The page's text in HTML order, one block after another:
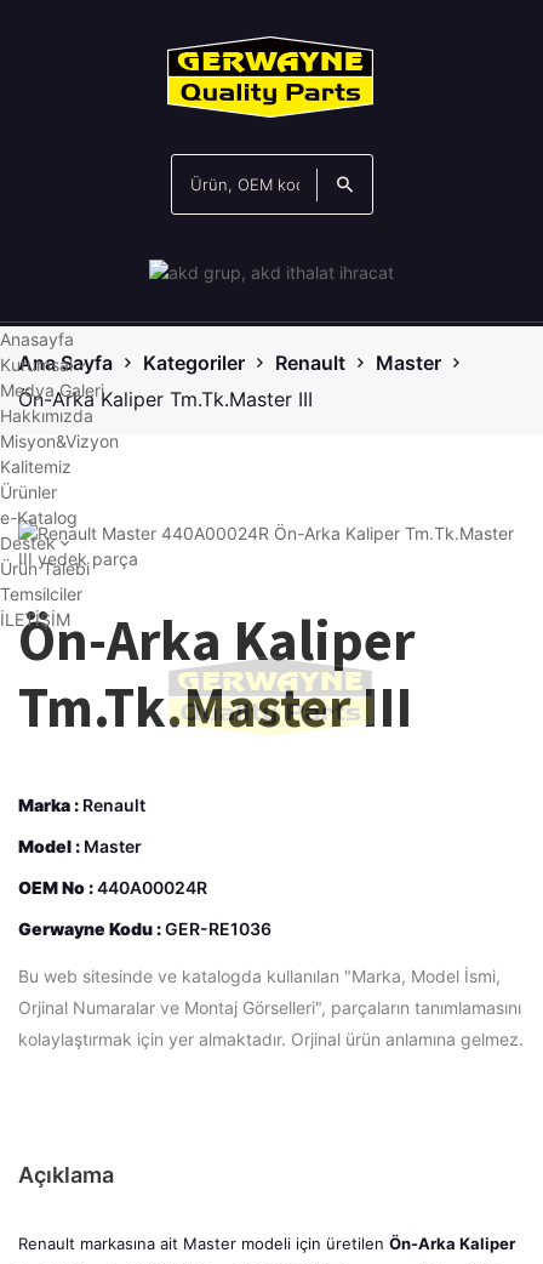
Anasayfa
Kurumsal
Medya Galeri
Hakkımızda
Misyon&Vizyon
Kalitemiz
Ürünler
e-Katalog
Destek
Ürün Talebi
Temsilciler
İLETİŞİM
Ana Sayfa Kategoriler Renault
Master
Ön-Arka Kaliper Tm.Tk.Master III
Ön-Arka Kaliper
Tm.Tk.Master III
Marka : Renault
Model : Master
OEM No :440A00024R
Gerwayne Kodu :GER-RE1036
Bu web sitesinde ve katalogda kullanılan "Marka, Model İsmi,
Orjinal Numaralar ve Montaj Görselleri", parçaların tanımlamasını
kolaylaştırmak için yer almaktadır. Orjinal ürün anlamına gelmez.
Açıklama
Renault markasına ait Master modeli için üretilen Ön-Arka Kaliper